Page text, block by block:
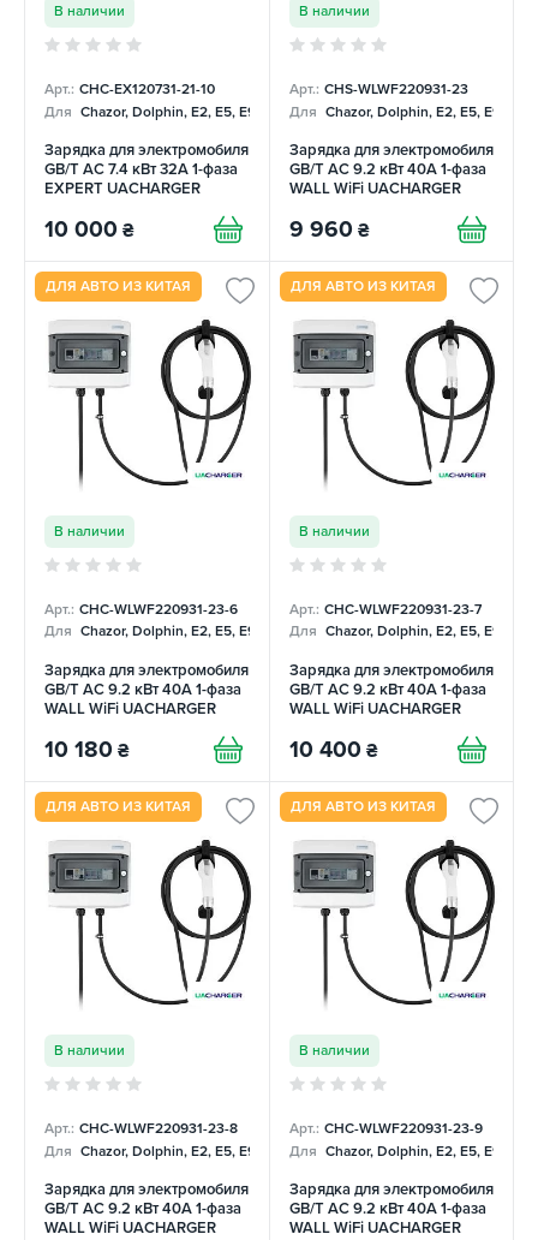
В наличии
Арт.: CHC-EX120731-21-10
Для Chazor, Dolphin, E2, E5, E9, Mercedes
Зарядка для электромобиля
GB/T AC 7.4 кВт 32А 1-фаза
EXPERT UACHARGER
10 000 ₴
В наличии
Арт.: CHS-WLWF220931-23
Для Chazor, Dolphin, E2, E5, E9,
Зарядка для электромобиля
GB/T AC 9.2 кВт 40А 1-фаза
WALL WiFi UACHARGER
9 960 ₴
ДЛЯ АВТО ИЗ КИТАЯ
В наличии
Арт.: CHC-WLWF220931-23-6
Для Chazor, Dolphin, E2, E5, E9, Mercedes
Зарядка для электромобиля
GB/T AC 9.2 кВт 40А 1-фаза
WALL WiFi UACHARGER
10 180 ₴
ДЛЯ АВТО ИЗ КИТАЯ
В наличии
Арт.: CHC-WLWF220931-23-7
Для Chazor, Dolphin, E2, E5, E9,
Зарядка для электромобиля
GB/T AC 9.2 кВт 40А 1-фаза
WALL WiFi UACHARGER
10 400 ₴
ДЛЯ АВТО ИЗ КИТАЯ
В наличии
Арт.: CHC-WLWF220931-23-8
Для Chazor, Dolphin, E2, E5, E9, Mercedes
Зарядка для электромобиля
GB/T AC 9.2 кВт 40А 1-фаза
WALL WiFi UACHARGER
ДЛЯ АВТО ИЗ КИТАЯ
В наличии
Арт.: CHC-WLWF220931-23-9
Для Chazor, Dolphin, E2, E5, E9,
Зарядка для электромобиля
GB/T AC 9.2 кВт 40А 1-фаза
WALL WiFi UACHARGER